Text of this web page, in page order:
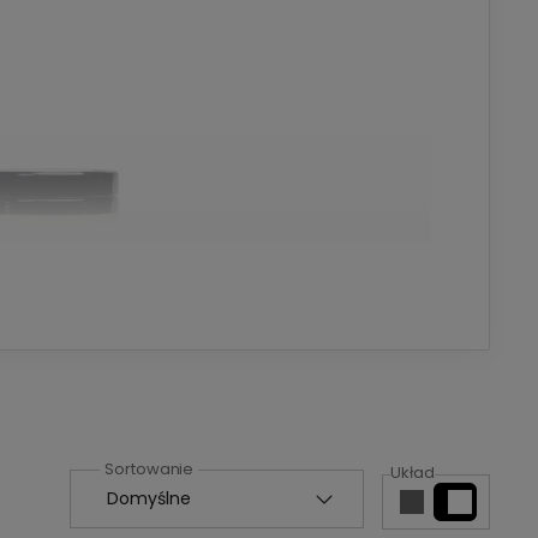
objętość i elastyczność! Układ